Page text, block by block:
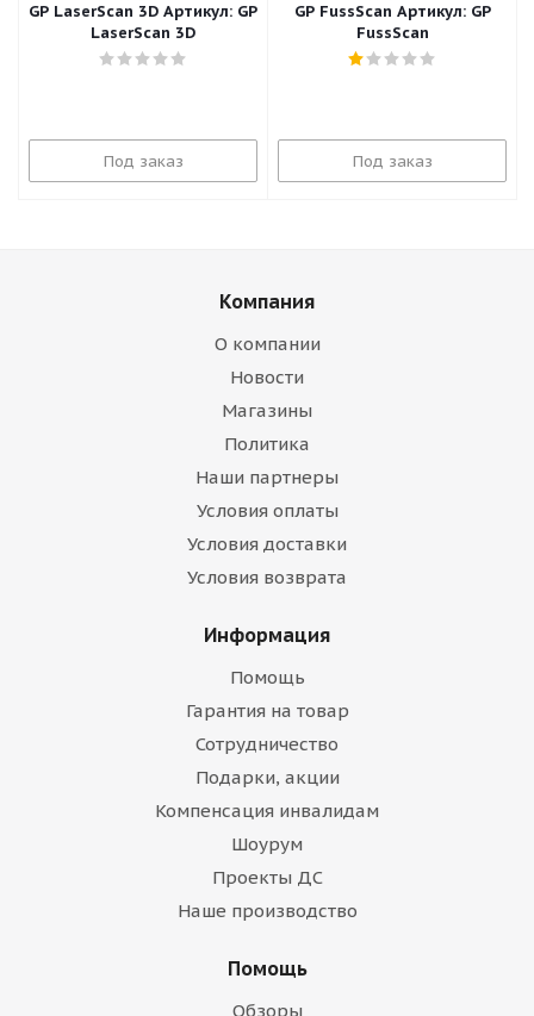
GP LaserScan 3D Артикул: GP
LaserScan 3D
Под заказ
GP FussScan Артикул: GP
FussScan
Под заказ
Компания
О компании
Новости
Магазины
Политика
Наши партнеры
Условия оплаты
Условия доставки
Условия возврата
Информация
Помощь
Гарантия на товар
Сотрудничество
Подарки, акции
Компенсация инвалидам
Шоурум
Проекты ДС
Наше производство
Помощь
Обзоры